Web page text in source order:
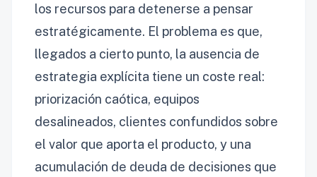
los recursos para detenerse a pensar
estratégicamente. El problema es que,
llegados a cierto punto, la ausencia de
estrategia explícita tiene un coste real:
priorización caótica, equipos
desalineados, clientes confundidos sobre
el valor que aporta el producto, y una
acumulación de deuda de decisiones que